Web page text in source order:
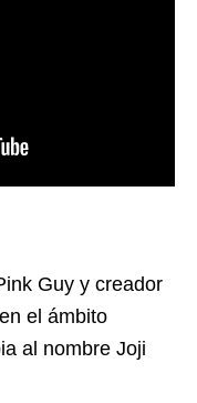
Guy y creador
el ámbito
al nombre Joji